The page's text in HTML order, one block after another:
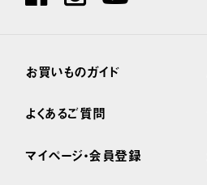
お買いものガイド
よくあるご質問
マイページ・会員登録